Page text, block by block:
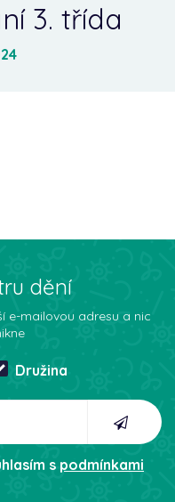
3. třída
dění
e-mailovou adresu a nic
Družina
s podmínkami